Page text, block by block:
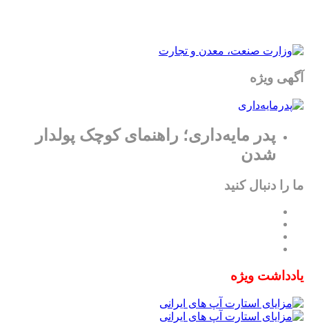
آگهی ویژه
پدر مایه‌داری؛ راهنمای کوچک پولدار
شدن
ما را دنبال کنید
یادداشت ویژه